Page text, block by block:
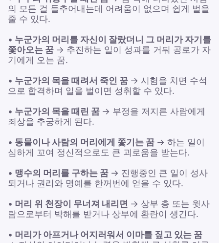
의 모든 걸 들추어내는데 어려움이 없으며 쉽게 벌을
줄 수 있다.
• 누군가의 머리를 자신이 잘랐더니 그 머리가 자기를
쫓아오는 꿈 → 추진하는 일이 성과를 거둬 공로가 자
기에게 오는 꿈.
• 누군가의 목을 때려서 죽인 꿈 → 시험을 치면 수석
으로 합격하며 일을 벌이면 성취할 수 있다.
• 누군가의 목을 때린 꿈 → 부정을 저지른 사람에게
죄상을 추궁하게 된다.
• 동물이나 사람의 머리에게 쫓기는 꿈 → 하는 일이
심하게 꼬여 정신적으로도 큰 괴로움을 받는다.
• 맹수의 머리를 구하는 꿈 → 진행중인 큰 일이 성사
되거나 권리와 명예를 한꺼번에 얻을 수 있다.
• 머리 위 천장이 무너져 내리면 → 상부 층 또는 윗사
람으로부터 박해를 받거나 상부에 환란이 생긴다.
• 머리가 아프거나 어지러워서 이마를 짚고 있는 꿈